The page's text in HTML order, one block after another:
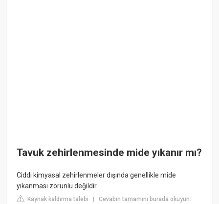
Tavuk zehirlenmesinde mide yıkanır mı?
Ciddi kimyasal zehirlenmeler dışında genellikle mide
yıkanması zorunlu değildir.
Kaynak kaldırma talebi |Cevabın tamamını burada okuyun: